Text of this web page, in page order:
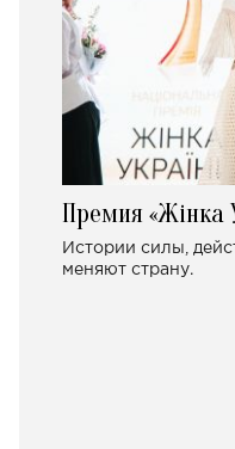
Премия «Жінка
Истории силы,
меняют страну.